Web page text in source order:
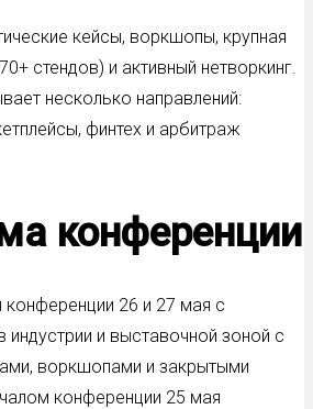
кейсы, воркшопы, крупная
стендов) и активный нетворкинг.
несколько направлений:
финтех и арбитраж
конференции
26 и 27 мая с
индустрии и выставочной зоной с
воркшопами и закрытыми
конференции 25 мая